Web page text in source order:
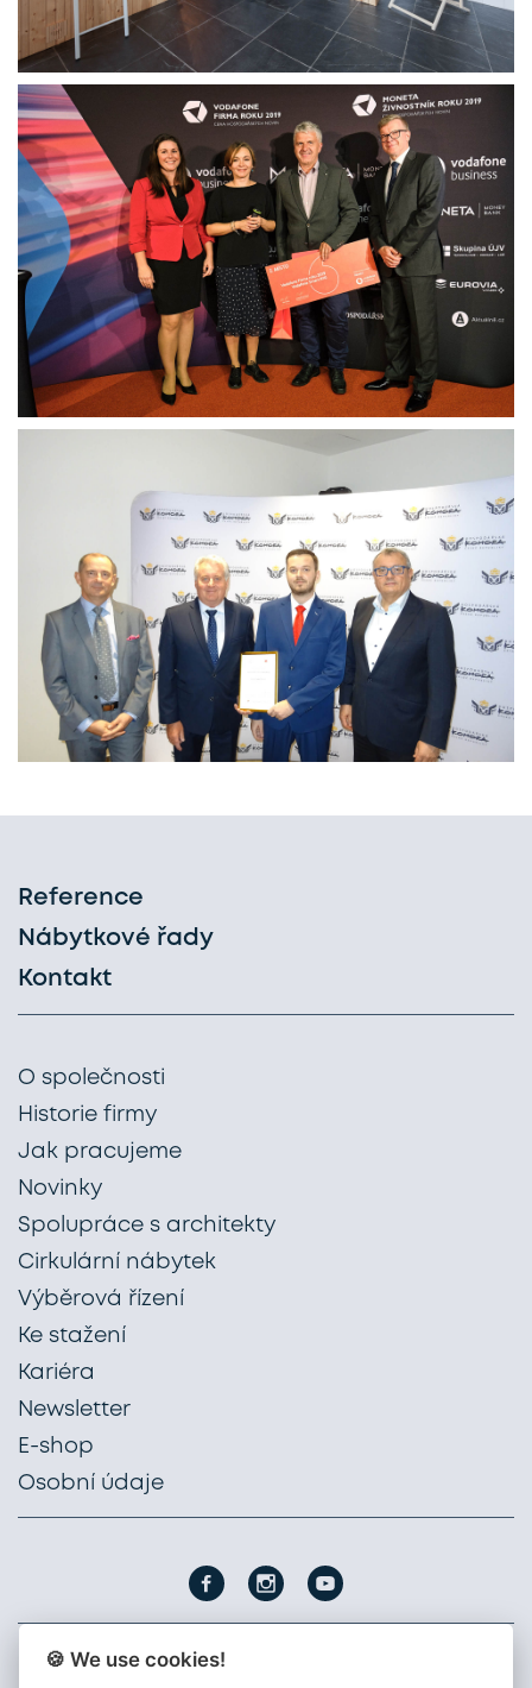
Reference
Nábytkové řady
Kontakt
O společnosti
Historie firmy
Jak pracujeme
Novinky
Spolupráce s architekty
Cirkulární nábytek
Výběrová řízení
Ke stažení
Kariéra
Newsletter
E-shop
Osobní údaje
🍪 We use cookies!